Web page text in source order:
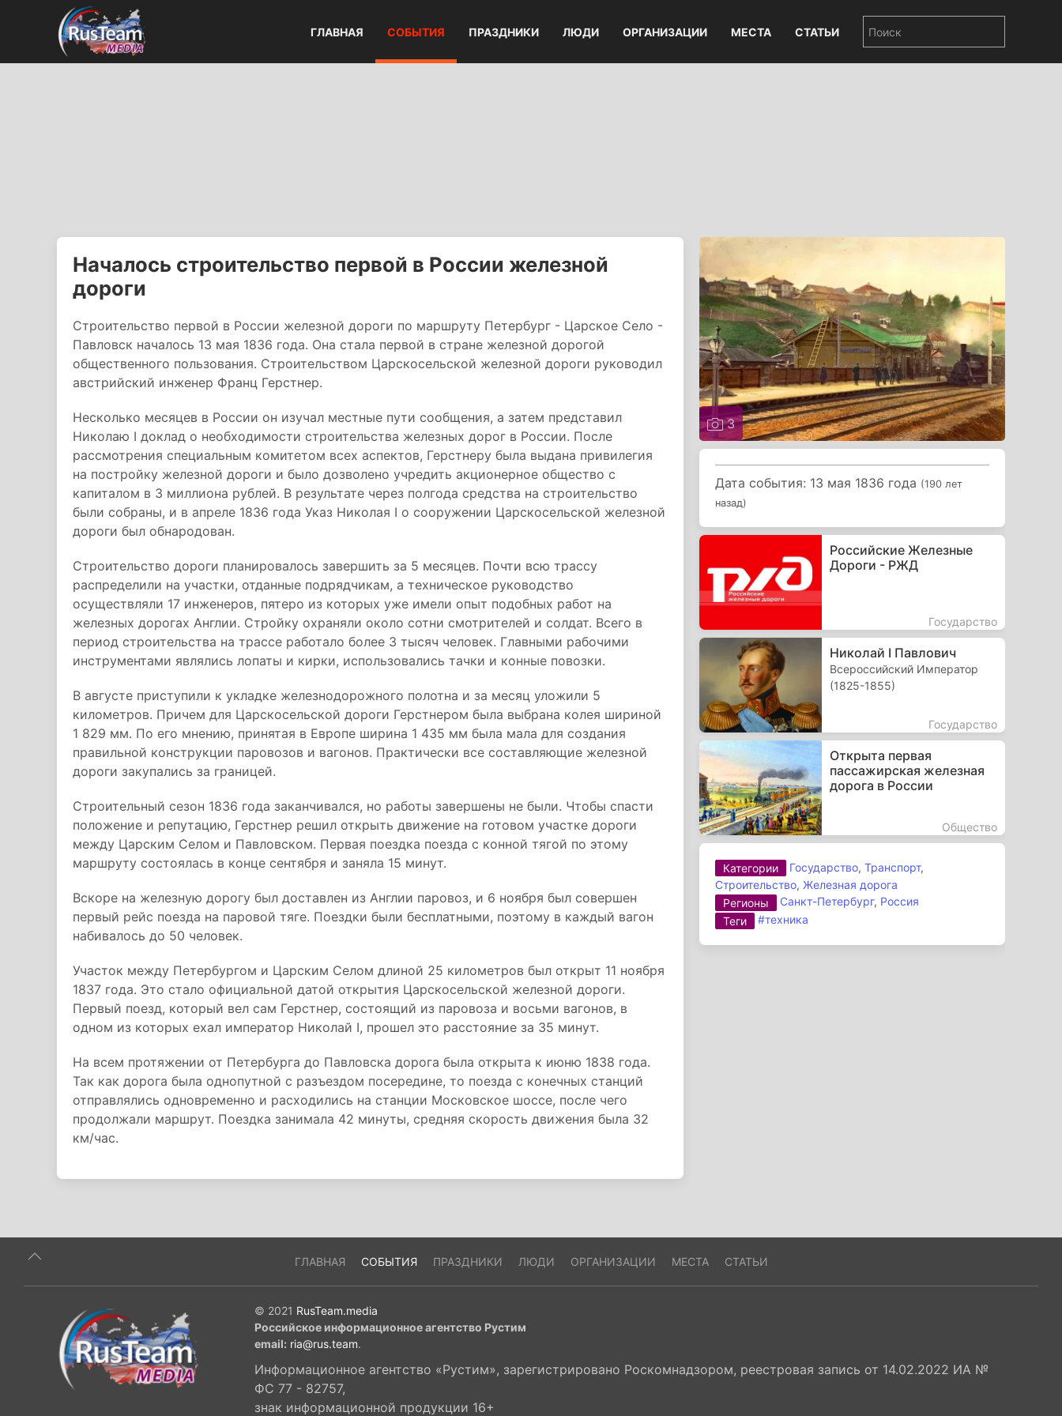
ГЛАВНАЯ СОБЫТИЯ ПРАЗДНИКИ ЛЮДИ ОРГАНИЗАЦИИ МЕСТА СТАТЬИ
Началось строительство первой в России железной
дороги
Строительство первой в России железной дороги по маршруту Петербург - Царское Село -
Павловск началось 13 мая 1836 года. Она стала первой в стране железной дорогой
общественного пользования. Строительством Царскосельской железной дороги руководил
австрийский инженер Франц Герстнер.
Несколько месяцев в России он изучал местные пути сообщения, а затем представил
Николаю I доклад о необходимости строительства железных дорог в России. После
рассмотрения специальным комитетом всех аспектов, Герстнеру была выдана привилегия
на постройку железной дороги и было дозволено учредить акционерное общество с
капиталом в 3 миллиона рублей. В результате через полгода средства на строительство
были собраны, и в апреле 1836 года Указ Николая I о сооружении Царскосельской железной
дороги был обнародован.
Строительство дороги планировалось завершить за 5 месяцев. Почти всю трассу
распределили на участки, отданные подрядчикам, а техническое руководство
осуществляли 17 инженеров, пятеро из которых уже имели опыт подобных работ на
железных дорогах Англии. Стройку охраняли около сотни смотрителей и солдат. Всего в
период строительства на трассе работало более 3 тысяч человек. Главными рабочими
инструментами являлись лопаты и кирки, использовались тачки и конные повозки.
В августе приступили к укладке железнодорожного полотна и за месяц уложили 5
километров. Причем для Царскосельской дороги Герстнером была выбрана колея шириной
1 829 мм. По его мнению, принятая в Европе ширина 1 435 мм была мала для создания
правильной конструкции паровозов и вагонов. Практически все составляющие железной
дороги закупались за границей.
Строительный сезон 1836 года заканчивался, но работы завершены не были. Чтобы спасти
положение и репутацию, Герстнер решил открыть движение на готовом участке дороги
между Царским Селом и Павловском. Первая поездка поезда с конной тягой по этому
маршруту состоялась в конце сентября и заняла 15 минут.
Вскоре на железную дорогу был доставлен из Англии паровоз, и 6 ноября был совершен
первый рейс поезда на паровой тяге. Поездки были бесплатными, поэтому в каждый вагон
набивалось до 50 человек.
Участок между Петербургом и Царским Селом длиной 25 километров был открыт 11 ноября
1837 года. Это стало официальной датой открытия Царскосельской железной дороги.
Первый поезд, который вел сам Герстнер, состоящий из паровоза и восьми вагонов, в
одном из которых ехал император Николай I, прошел это расстояние за 35 минут.
На всем протяжении от Петербурга до Павловска дорога была открыта к июню 1838 года.
Так как дорога была однопутной с разъездом посередине, то поезда с конечных станций
отправлялись одновременно и расходились на станции Московское шоссе, после чего
продолжали маршрут. Поездка занимала 42 минуты, средняя скорость движения была 32
км/час.
3
Дата события: 13 мая 1836 года (190 лет
назад)
Российские Железные
Дороги - РЖД
Государство
Николай I Павлович
Всероссийский Император
(1825-1855)
Государство
Открыта первая
пассажирская железная
дорога в России
Общество
Категории Государство,Транспорт,
Строительство, Железная дорога
Регионы
Санкт-Петербург, Россия
Теги
#техника
ГЛАВНАЯ СОБЫТИЯ ПРАЗДНИКИ ЛЮДИ ОРГАНИЗАЦИИ МЕСТА СТАТЬИ
© 2021 RusTeam.media
Российское информационное агентство Рустим
email: ria@rus.team.
Информационное агентство «Рустим», зарегистрировано Роскомнадзором, реестровая запись от 14.02.2022 ИА №
ФС 77 - 82757,
знак информационной продукции 16+